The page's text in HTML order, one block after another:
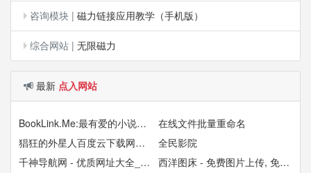
咨询模块| 磁力链接应用教学（手机版）
综合网站| 无限磁力
最新 点入网站
BookLink.Me:最有爱的小说搜索引擎
在线文件批量重命名
猖狂的外星人百度云下载网盘资源BD1080P超清完整版BT下载迅雷链
全民影院
千神导航网 - 优质网址大全_实用网站导航_byb8.com
西洋图床 - 免费图片上传, 免费图片外链, 免费公共图床